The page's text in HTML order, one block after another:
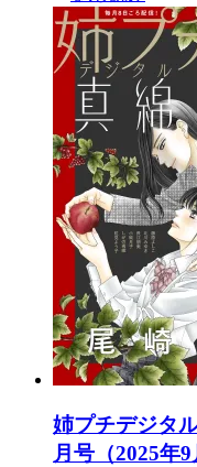
姉プチデジタ
月号（2025年9